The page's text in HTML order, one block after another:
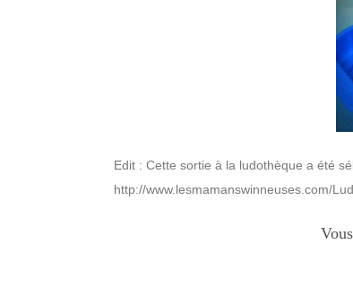
Edit : Cette sortie à la ludothèque a été
http://www.lesmamanswinneuses.com/